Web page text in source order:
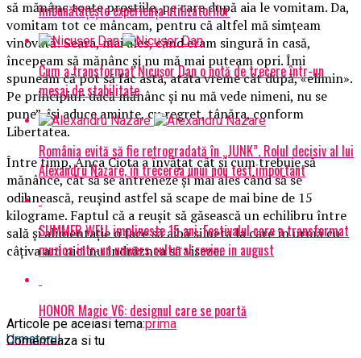
să mănânc toate prostiile, pe care după aia le vomitam. Da,
vomitam tot ce mâncam, pentru că altfel mă simțeam
vinovată! Seara, mai ales, când eram singură în casă,
începeam să mănânc și nu mă mai puteam opri. Îmi
spuneam că pot să fac asta, atâta vreme cât după, «elimin».
Pe principiul: dacă mănânc și nu mă vede nimeni, nu se
pune”, își aduce aminte, cu regret, tânăra, conform
Libertatea.
Între timp, Anca Ciota a învățat cât și cum trebuie să
mănânce, cât să se antreneze și mai ales când să se
odihnească, reușind astfel să scape de mai bine de 15
kilograme. Faptul că a reușit să găsească un echilibru între
sală și alimentație o face să aibă silueta la care în urmă cu
câțiva ani nici nu îndrăznea să viseze.
Articole pe aceiasi tema:prima
Urmatorul
îmbunătățește experiența utilizatorilor
Cum a transformat Nicușor Dan o notă de trecere într-un
mesaj de stabilitate
România evită să fie retrogradată în „JUNK”. Rolul decisiv al lui
Alexandru Nazare, în trecerea unui nou test important
SUMMER WELL implineste 15 ani. Festivalul care a transformat
muzica intr-un univers cultural revine in august
HONOR Magic V6: designul care se poartă
Comenteaza si tu